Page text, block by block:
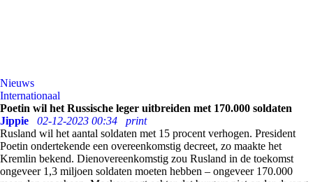
Nieuws
Internationaal
Poetin wil het Russische leger uitbreiden met 170.000 soldaten
Jippie
02-12-2023 00:34
print
Rusland wil het aantal soldaten met 15 procent verhogen. President
Poetin ondertekende een overeenkomstig decreet, zo maakte het
Kremlin bekend. Dienovereenkomstig zou Rusland in de toekomst
ongeveer 1,3 miljoen soldaten moeten hebben – ongeveer 170.000